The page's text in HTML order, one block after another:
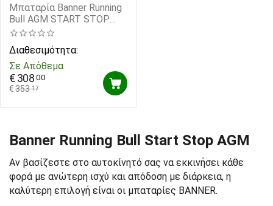
Banner Running Bull Start Stop AGM
Αν βασίζεστε στο αυτοκίνητό σας να εκκινήσει κάθε
φορά με ανώτερη ισχύ και απόδοση με διάρκεια, η
καλύτερη επιλογή είναι οι μπαταρίες BANNER.
Μπαταρία Banner Running
Bull AGM START STOP
60501 12V Capacity 20hr
Εκκίνησης
Διαθεσιμότητα:
Σε Απόθεμα
€353 17
€308 00